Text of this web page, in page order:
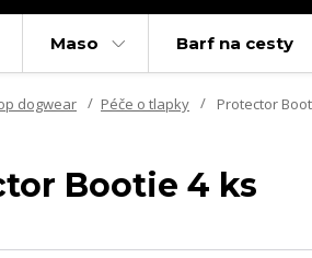
Maso Barf na cesty
dogwear Péče o tlapky Protector
Bootie 4 ks